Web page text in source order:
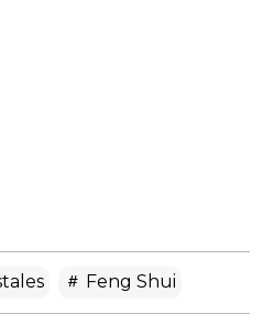
Feng Shui